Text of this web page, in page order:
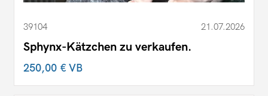
39104 21.07.2026
Sphynx-Kätzchen zu verkaufen.
250,00 €VB